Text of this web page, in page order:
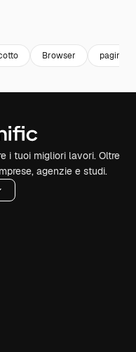
Browser pagina
i tuoi migliori lavori. Oltre
agenzie e studi.